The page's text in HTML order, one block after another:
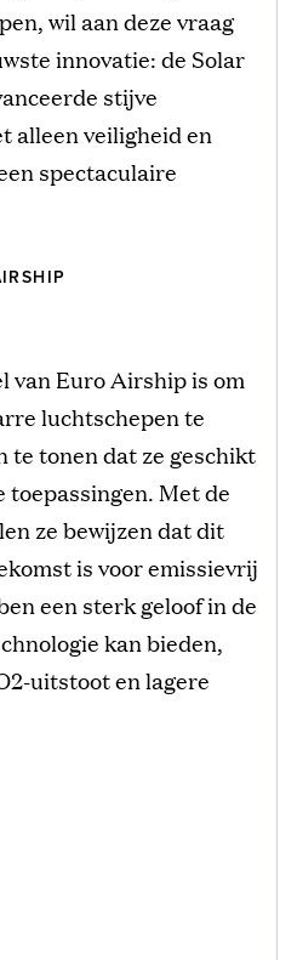
wil aan deze vraag
innovatie: de Solar
stijve
alleen veiligheid en
spectaculaire
van Euro Airship is om
luchtschepen te
te tonen dat ze geschikt
toepassingen. Met de
ze bewijzen dat dit
is voor emissievrij
een sterk geloof in de
kan bieden,
uitstoot en lagere